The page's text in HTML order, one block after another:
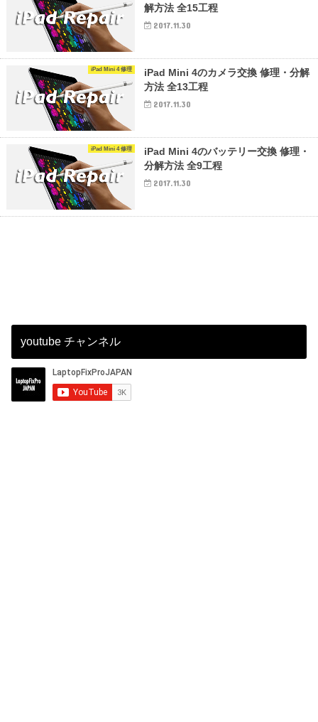
解方法 全15工程
2017.11.30
iPad Mini 4 修理
iPad Mini 4のカメラ交換 修理・分解
方法 全13工程
2017.11.30
iPad Mini 4 修理
iPad Mini 4のバッテリー交換 修理・
分解方法 全9工程
2017.11.30
youtube チャンネル